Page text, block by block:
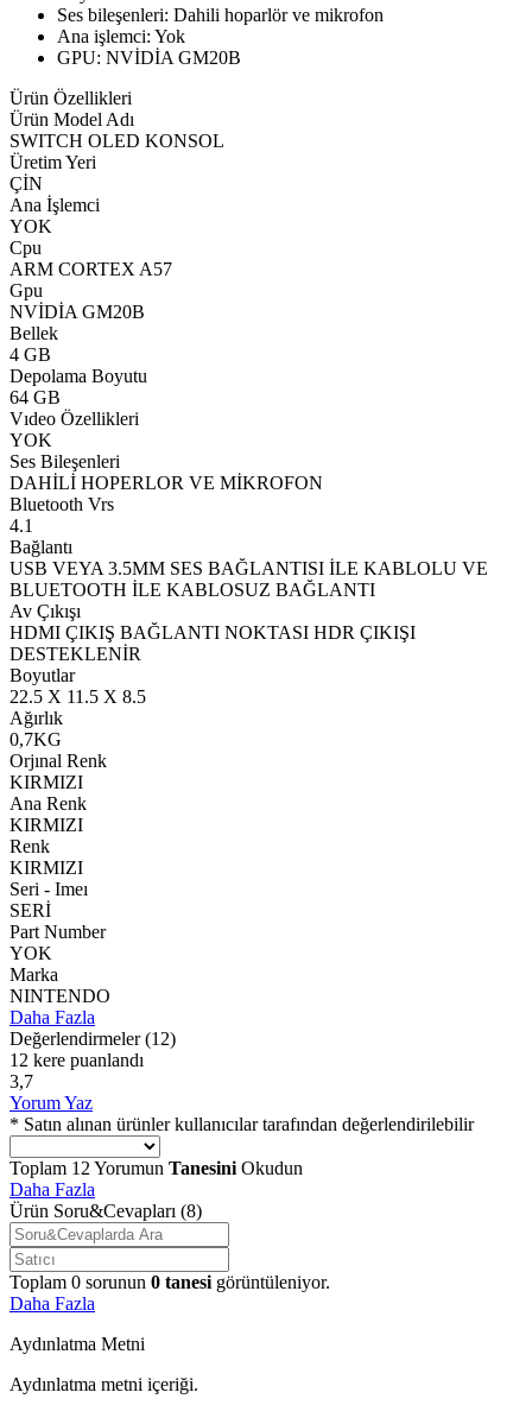
Ses bileşenleri: Dahili hoparlör ve mikrofon
Ana işlemci: Yok
GPU: NVİDİA GM20B
Ürün Özellikleri
Ürün Model Adı
SWITCH OLED KONSOL
Üretim Yeri
ÇİN
Ana İşlemci
YOK
Cpu
ARM CORTEX A57
Gpu
NVİDİA GM20B
Bellek
4 GB
Depolama Boyutu
64 GB
Vıdeo Özellikleri
YOK
Ses Bileşenleri
DAHİLİ HOPERLOR VE MİKROFON
Bluetooth Vrs
4.1
Bağlantı
USB VEYA 3.5MM SES BAĞLANTISI İLE KABLOLU VE
BLUETOOTH İLE KABLOSUZ BAĞLANTI
Av Çıkışı
HDMI ÇIKIŞ BAĞLANTI NOKTASI HDR ÇIKIŞI
DESTEKLENİR
Boyutlar
22.5 X 11.5 X 8.5
Ağırlık
0,7KG
Orjınal Renk
KIRMIZI
Ana Renk
KIRMIZI
Renk
KIRMIZI
Seri - Imeı
SERİ
Part Number
YOK
Marka
NINTENDO
Daha Fazla
Değerlendirmeler (12)
12 kere puanlandı
3,7
Yorum Yaz
* Satın alınan ürünler kullanıcılar tarafından değerlendirilebilir
Toplam 12 Yorumun Tanesini Okudun
Daha Fazla
Ürün Soru&Cevapları (8)
Toplam 0 sorunun 0 tanesi görüntüleniyor.
Daha Fazla
Aydınlatma Metni
Aydınlatma metni içeriği.